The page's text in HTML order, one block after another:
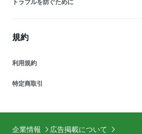
トラブルを防ぐために
規約
利用規約
特定商取引
企業情報 広告掲載について